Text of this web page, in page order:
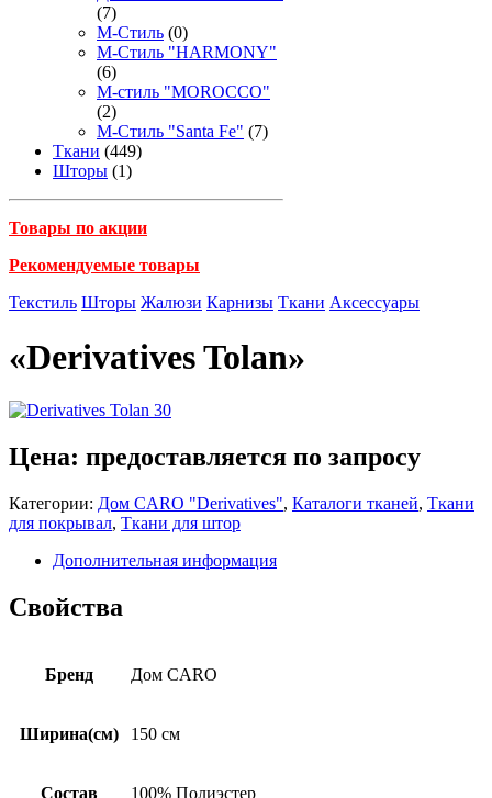
(7)
М-Стиль (0)
М-Стиль "HARMONY"
(6)
М-стиль "MOROCCO"
(2)
М-Стиль "Santa Fe" (7)
Ткани (449)
Шторы (1)
Товары по акции
Рекомендуемые товары
Текстиль Шторы Жалюзи Карнизы Ткани Аксессуары
«Derivatives Tolan»
Цена: предоставляется по запросу
Категории: Дом CARO "Derivatives", Каталоги тканей, Ткани
для покрывал, Ткани для штор
Дополнительная информация
Свойства
Бренд Дом CARO
Ширина(см) 150 см
Состав 100% Полиэстер